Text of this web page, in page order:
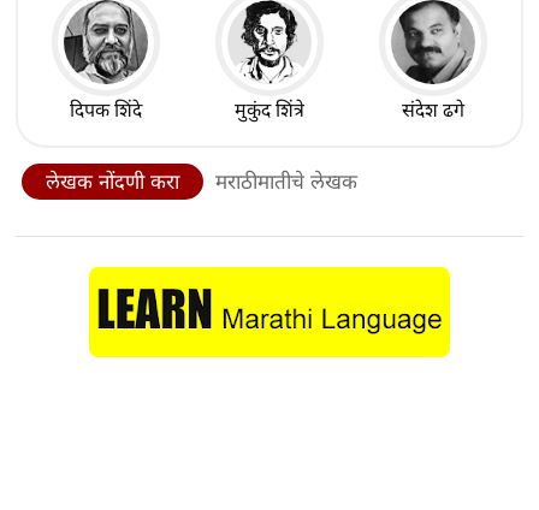
दिपक शिंदे मुकुंद शिंत्रे संदेश ढगे
लेखक नोंदणी करा मराठीमातीचे लेखक